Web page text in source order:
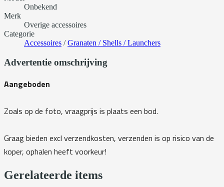
Onbekend
Merk
Overige accessoires
Categorie
Accessoires /Granaten / Shells / Launchers
Advertentie omschrijving
Aangeboden
Zoals op de foto, vraagprijs is plaats een bod.
Graag bieden excl verzendkosten, verzenden is op risico van de
koper, ophalen heeft voorkeur!
Gerelateerde items